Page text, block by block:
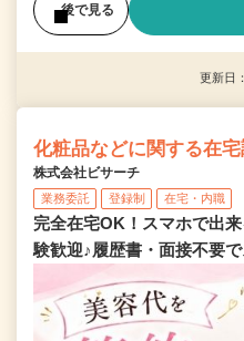
後で見る
更新日
化粧品などに関する在
株式会社ビサーチ
業務委託 登録制 在宅・内職
完全在宅OK！スマホで出
験歓迎♪履歴書・面接不要